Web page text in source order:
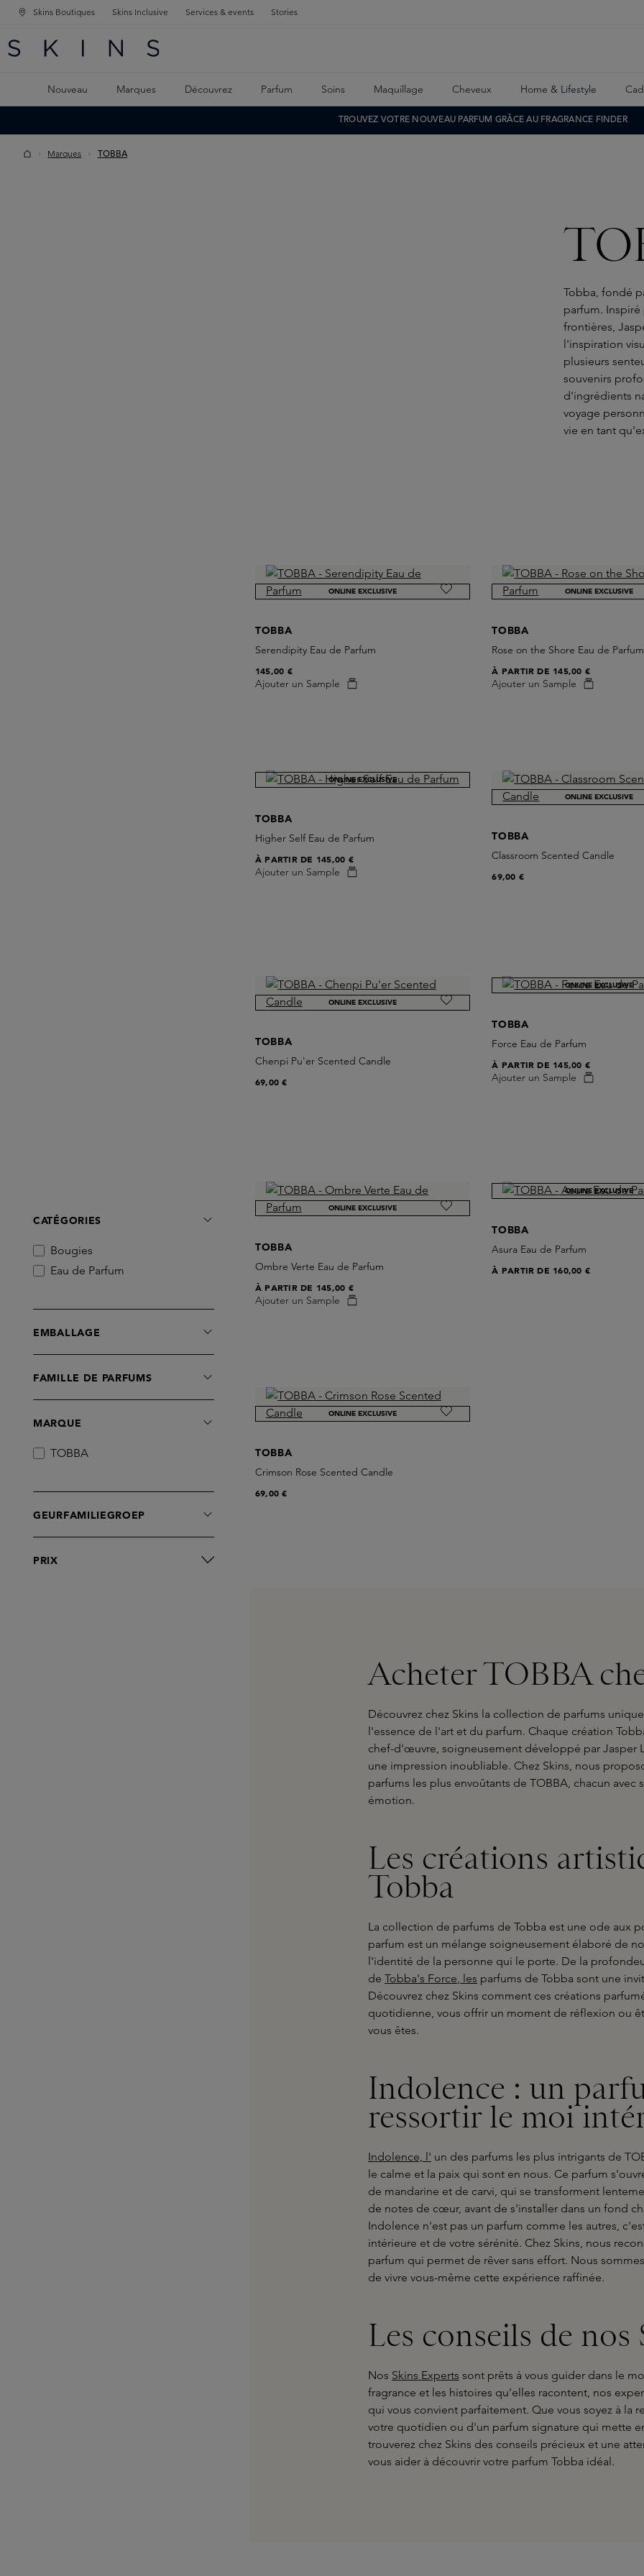
PRINCIPALE
CONTENU PRINCIPAL
Skins Boutiques Skins Inclusive Services & events Stories
Nouveau Marques Découvrez Parfum Soins Maquillage Cheveux Home & Lifestyle
TROUVEZ VOTRE NOUVEAU PARFUM GRÂCE AU FRAGRANCE FINDER
Marques TOBBA
Tobba, fondé
parfum. Inspiré
frontières,
l'inspiration
plusieurs
souvenirs
d'ingrédients
voyage
vie en tant
CATÉGORIES
Bougies
Eau de Parfum
EMBALLAGE
FAMILLE DE PARFUMS
MARQUE
TOBBA
GEURFAMILIEGROEP
PRIX
ONLINE EXCLUSIVE
TOBBA
Serendipity Eau de Parfum
Ajouter un Sample
145,00 €
ONLINE EXCLUSIVE
TOBBA
Rose on the Shore Eau de Parfum
Ajouter un Sample
À PARTIR DE 145,00 €
ONLINE EXCLUSIVE
TOBBA
Higher Self Eau de Parfum
Ajouter un Sample
À PARTIR DE 145,00 €
ONLINE EXCLUSIVE
TOBBA
Classroom Scented Candle
69,00 €
ONLINE EXCLUSIVE
TOBBA
Chenpi Pu'er Scented Candle
69,00 €
ONLINE EXCLUSIVE
TOBBA
Force Eau de Parfum
Ajouter un Sample
À PARTIR DE 145,00 €
ONLINE EXCLUSIVE
TOBBA
Ombre Verte Eau de Parfum
Ajouter un Sample
À PARTIR DE 145,00 €
ONLINE EXCLUSIVE
TOBBA
Asura Eau de Parfum
À PARTIR DE 160,00 €
ONLINE EXCLUSIVE
TOBBA
Crimson Rose Scented Candle
69,00 €
Acheter TOBBA
Découvrez chez Skins la collection de parfums
l'essence de l'art et du parfum. Chaque création
chef-d'œuvre, soigneusement développé par Jasper
une impression inoubliable. Chez Skins, nous
parfums les plus envoûtants de TOBBA, chacun avec
émotion.
Les créations
Tobba
La collection de parfums de Tobba est une ode aux
parfum est un mélange soigneusement élaboré de
l'identité de la personne qui le porte. De la
de Tobba's Force, les parfums de Tobba sont une
Découvrez chez Skins comment ces créations
quotidienne, vous offrir un moment de réflexion ou
vous êtes.
Indolence : un
ressortir le moi
Indolence, l' un des parfums les plus intrigants de
le calme et la paix qui sont en nous. Ce parfum
de mandarine et de carvi, qui se transforment
de notes de cœur, avant de s'installer dans un fond
Indolence n'est pas un parfum comme les autres,
intérieure et de votre sérénité. Chez Skins, nous
parfum qui permet de rêver sans effort. Nous
de vivre vous-même cette expérience raffinée.
Les conseils de nos
Nos Skins Experts sont prêts à vous guider dans le
fragrance et les histoires qu'elles racontent, nos
qui vous convient parfaitement. Que vous soyez à la
votre quotidien ou d'un parfum signature qui mette
trouverez chez Skins des conseils précieux et une
vous aider à découvrir votre parfum Tobba idéal.